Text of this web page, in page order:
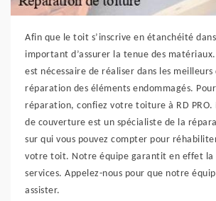
Afin que le toit s’inscrive en étanchéité
important d’assurer la tenue des
est nécessaire de réaliser dans les meilleurs
réparation des éléments endommagés.
réparation, confiez votre toiture à RD
de couverture est un spécialiste de la
sur qui vous pouvez compter pour
votre toit. Notre équipe garantit en effet la
services. Appelez-nous pour que notre
assister.